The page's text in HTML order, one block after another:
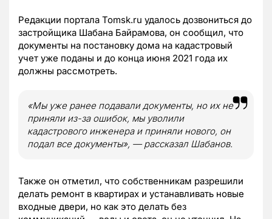
Редакции портала Tomsk.ru удалось дозвониться до
застройщика Шабана Байрамова, он сообщил, что
документы на постановку дома на кадастровый
учет уже поданы и до конца июня 2021 года их
должны рассмотреть.
«Мы уже ранее подавали документы, но их не
приняли из-за ошибок, мы уволили
кадастрового инженера и приняли нового, он
подал все документы», — рассказал Шабанов.
Также он отметил, что собственникам разрешили
делать ремонт в квартирах и устанавливать новые
входные двери, но как это делать без